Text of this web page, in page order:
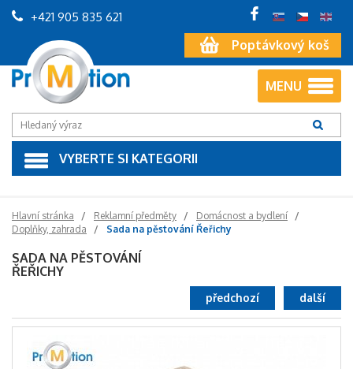
Poptávkový koš
+421 905 835 621
MENU
VYBERTE SI KATEGORII
Hlavní stránka Reklamní předměty
Domácnost a bydlení
Doplňky, zahrada
Sada na pěstování Řeřichy
SADA NA PĚSTOVÁNÍ
ŘEŘICHY
další
předchozí